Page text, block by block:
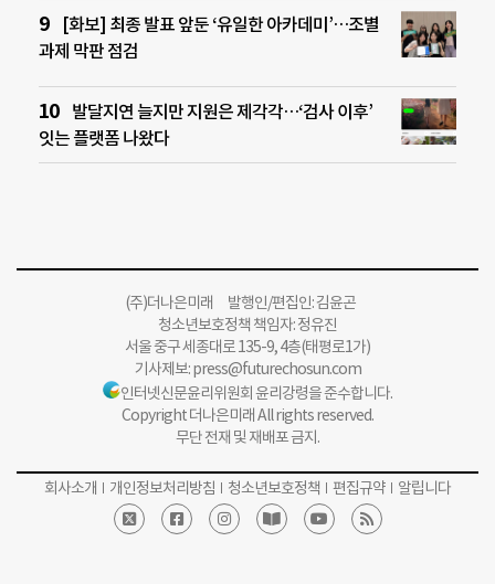
[화보] 최종 발표 앞둔 ‘유일한 아카데미’…조별
과제 막판 점검
발달지연 늘지만 지원은 제각각…‘검사 이후’
잇는 플랫폼 나왔다
(주)더나은미래 발행인/편집인: 김윤곤
청소년보호정책 책임자: 정유진
서울 중구 세종대로 135-9, 4층(태평로1가)
기사제보:press@futurechosun.com
인터넷신문윤리위원회 윤리강령을 준수합니다.
Copyright 더나은미래 All rights reserved.
무단 전재 및 재배포 금지.
회사소개 개인정보처리방침 청소년보호정책 편집규약 알립니다